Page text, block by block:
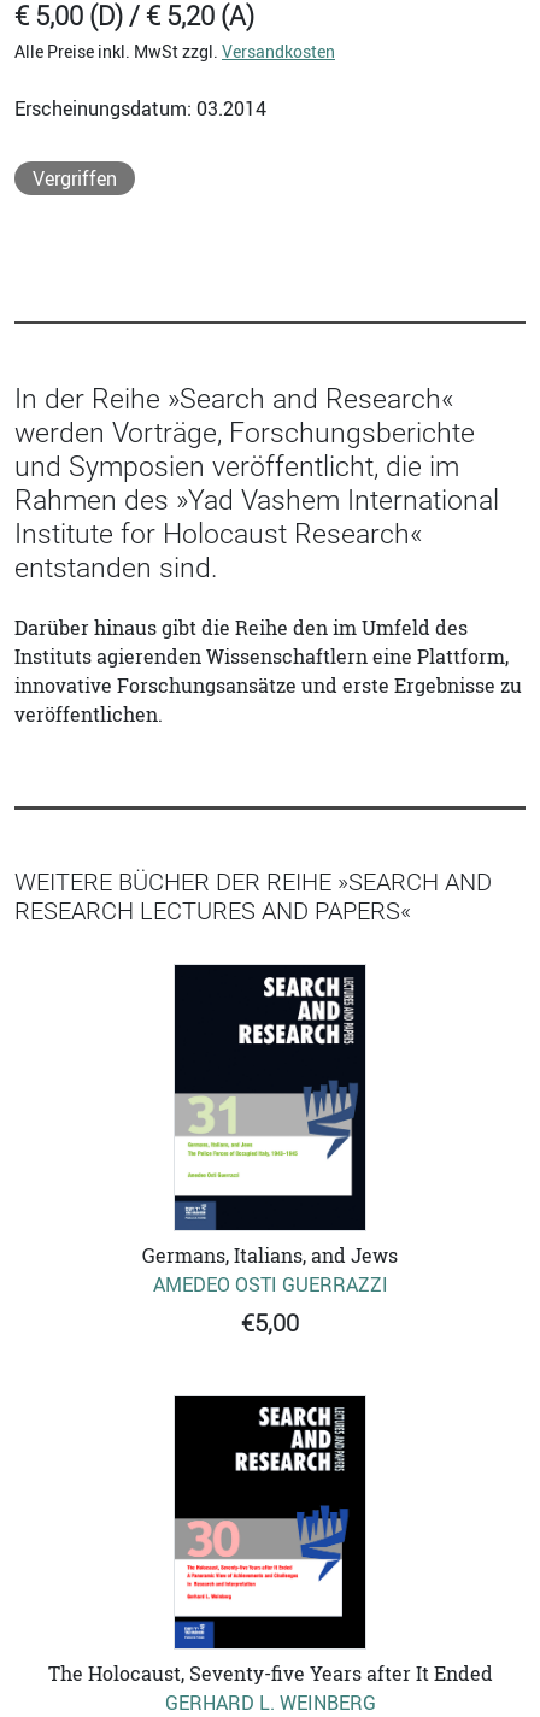
€ 5,00 (D) / € 5,20 (A)
Alle Preise inkl. MwSt zzgl. Versandkosten
Erscheinungsdatum: 03.2014
Vergriffen
In der Reihe »Search and Research«
werden Vorträge, Forschungsberichte
und Symposien veröffentlicht, die im
Rahmen des »Yad Vashem International
Institute for Holocaust Research«
entstanden sind.
Darüber hinaus gibt die Reihe den im Umfeld des
Instituts agierenden Wissenschaftlern eine Plattform,
innovative Forschungsansätze und erste Ergebnisse zu
veröffentlichen.
WEITERE BÜCHER DER REIHE »SEARCH AND
RESEARCH LECTURES AND PAPERS«
Germans, Italians, and Jews
AMEDEO OSTI GUERRAZZI
€5,00
The Holocaust, Seventy-five Years after It Ended
GERHARD L. WEINBERG